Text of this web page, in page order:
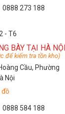
0888 273 188
- T6
BÀY TẠI HÀ NỘI
để kiểm tra tồn kho)
Cầu, Phường
Nội
đồ
0888 584 188